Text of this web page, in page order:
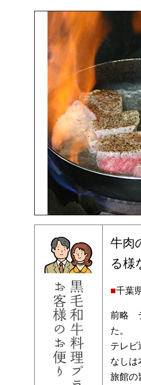
牛肉
る様
■千葉
前略
た。
テレビ
なしは
旅館の